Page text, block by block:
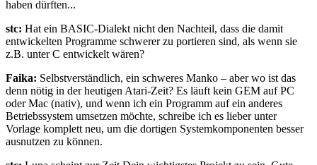
haben dürften...
stc: Hat ein BASIC-Dialekt nicht den Nachteil, dass die damit
entwickelten Programme schwerer zu portieren sind, als wenn sie
z.B. unter C entwickelt wären?
Faika: Selbstverständlich, ein schweres Manko – aber wo ist das
denn nötig in der heutigen Atari-Zeit? Es läuft kein GEM auf PC
oder Mac (nativ), und wenn ich ein Programm auf ein anderes
Betriebssystem umsetzen möchte, schreibe ich es lieber unter
Vorlage komplett neu, um die dortigen Systemkomponenten besser
ausnutzen zu können.